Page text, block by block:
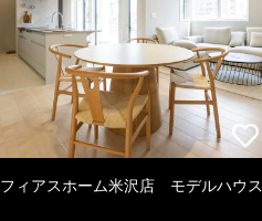
フィアスホーム米沢店 モデルハウス